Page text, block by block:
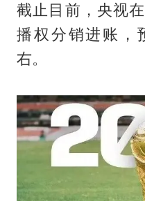
截止目前，央视
播权分销进账，
右。